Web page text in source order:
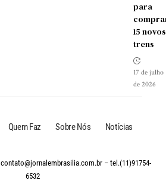
para
15 novos
trens
17 de julho
de 2026
Quem Faz Sobre Nós Notícias
contato@jornalembrasilia.com.br – tel.(11)91754-
6532